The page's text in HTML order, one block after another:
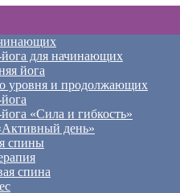
для начинающих
йога
уровня и продолжающих
«Сила и гибкость»
день»
спины
спина